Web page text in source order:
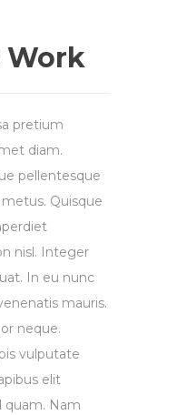
Work
pretium
diam.
pellentesque
Quisque
nisl. Integer
In eu nunc
mauris.
neque.
vulputate
elit
quam. Nam